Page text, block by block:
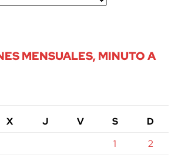
MENSUALES, MINUTO A
X J V S
D
1
2